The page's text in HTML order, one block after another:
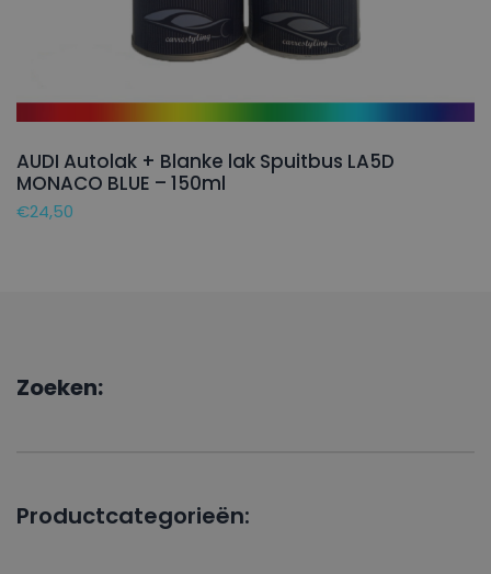
AUDI Autolak + Blanke lak Spuitbus LA5D
MONACO BLUE – 150ml
€24,50
Zoeken:
Productcategorieën: